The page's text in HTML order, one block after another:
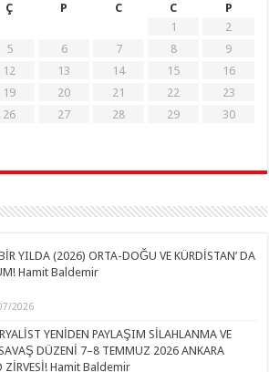
Ç P C C
P
1
2
5 6 7 8
9
12 13 14 15
16
19 20 21 22
23
26 27 28 29
30
YILDA (2026) ORTA-DOĞU VE KÜRDİSTAN’ DA
Hamit Baldemir
2026
YENİDEN PAYLAŞIM SİLAHLANMA VE
DÜZENİ 7–8 TEMMUZ 2026 ANKARA
ZİRVESİ! Hamit Baldemir